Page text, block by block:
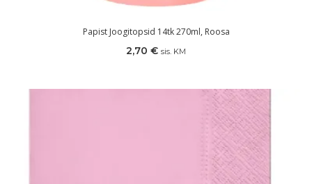
Papist Joogitopsid 14tk 270ml, Roosa
2,70 € sis. KM